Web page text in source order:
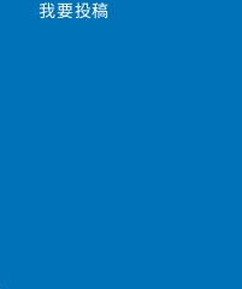
我要投稿